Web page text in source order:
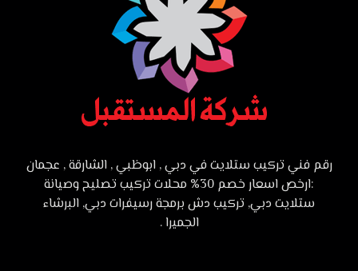
رقم فني تركيب ستلايت في دبي , ابوظبي , الشارقة , عجمان
:ارخص اسعار خصم 30% محلات تركيب تصليح وصيانة
ستلايت دبي, تركيب دش برمجة رسيفرات دبي, البرشاء
الجميرا .